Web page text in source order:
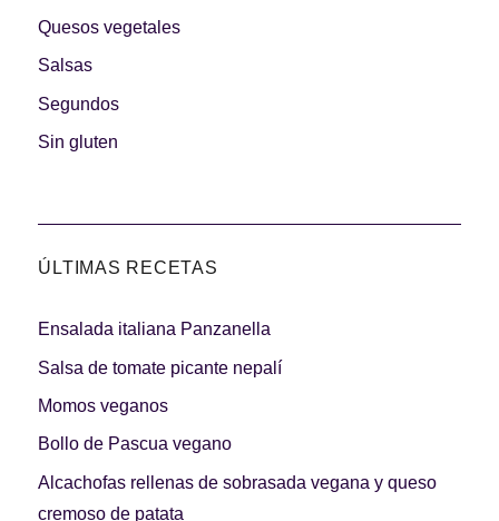
Quesos vegetales
Salsas
Segundos
Sin gluten
ÚLTIMAS RECETAS
Ensalada italiana Panzanella
Salsa de tomate picante nepalí
Momos veganos
Bollo de Pascua vegano
Alcachofas rellenas de sobrasada vegana y queso
cremoso de patata